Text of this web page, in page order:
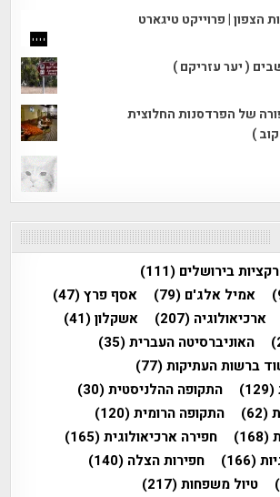
הצפון | פרוייקט טיגארט
( יער עזריקם )
של הפרדסנות החלוצית
)
בירושלים (111)
אמיל אלג'ם (79) אסף פרץ(47)
ארכיאולוגיה (207) אשקלון(41)
האוניברסיטה העברית(35)
ברשות העתיקות(77)
(129) התקופה ההלניסטית(30)
(62) התקופה הרומית(120)
(168) חפירה ארכיאולוגית(165)
(166) חפירות הצלה (140)
טיול משפחות(217)